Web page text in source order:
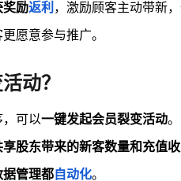
奖励返利 ，激励顾客主动带新
愿意参与推广。
动？
可以一键发起会员裂变活动
股东带来的新客数量和充值
管理都自动化。